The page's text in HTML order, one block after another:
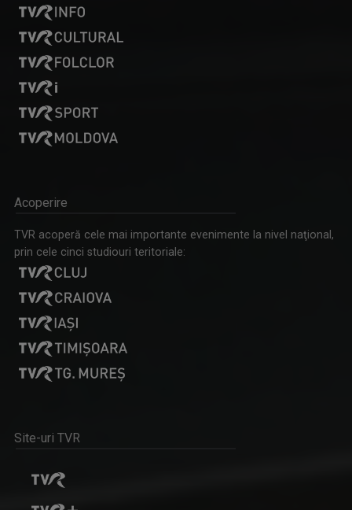
Acoperire
TVR acoperă cele mai importante evenimente la nivel naţional,
prin cele cinci studiouri teritoriale:
Site-uri TVR